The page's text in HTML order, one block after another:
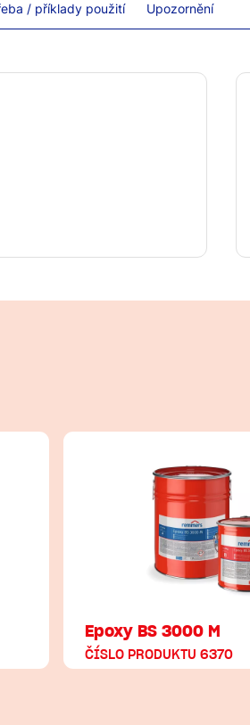
/ příklady použití Upozornění
Epoxy BS 3000 M
ČÍSLO PRODUKTU 6370